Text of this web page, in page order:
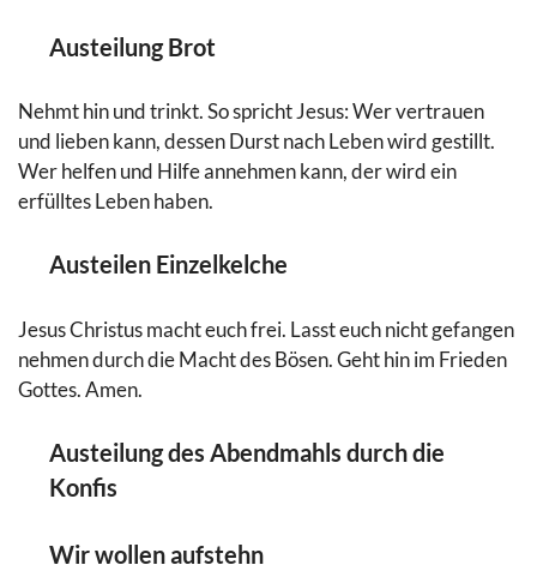
Austeilung Brot
Nehmt hin und trinkt. So spricht Jesus: Wer vertrauen
und lieben kann, dessen Durst nach Leben wird gestillt.
Wer helfen und Hilfe annehmen kann, der wird ein
erfülltes Leben haben.
Austeilen Einzelkelche
Jesus Christus macht euch frei. Lasst euch nicht gefangen
nehmen durch die Macht des Bösen. Geht hin im Frieden
Gottes. Amen.
Austeilung des Abendmahls durch die
Konfis
Wir wollen aufstehn